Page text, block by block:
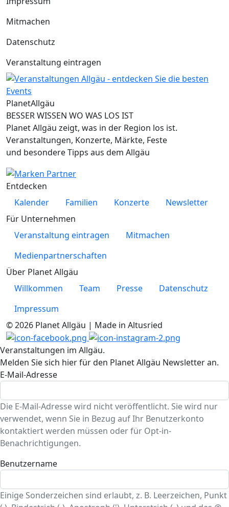
Mitmachen
Datenschutz
Veranstaltung eintragen
PlanetAllgäu
BESSER WISSEN WO WAS LOS IST
Planet Allgäu zeigt, was in der Region los ist.
Veranstaltungen, Konzerte, Märkte, Feste
und besondere Tipps aus dem Allgäu
Entdecken
Kalender
Familien Konzerte
Newsletter
Für Unternehmen
Veranstaltung eintragen
Mitmachen
Medienpartnerschaften
Über Planet Allgäu
Willkommen
Team Presse
Datenschutz
Impressum
© 2026 Planet Allgäu | Made in Altusried
Veranstaltungen im Allgäu.
Melden Sie sich hier für den Planet Allgäu Newsletter an.
E-Mail-Adresse
Die E-Mail-Adresse wird nicht veröffentlicht. Sie wird nur
verwendet, wenn Sie in Bezug auf Ihr Benutzerkonto
kontaktiert werden müssen oder für Opt-in-
Benachrichtigungen.
Benutzername
Einige Sonderzeichen sind erlaubt, z. B. Leerzeichen, Punkt